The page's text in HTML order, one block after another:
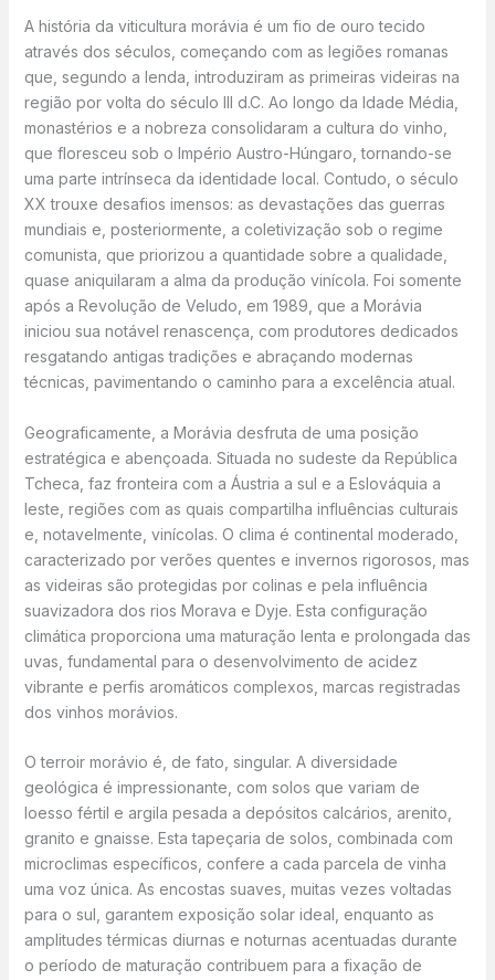
A história da viticultura morávia é um fio de ouro tecido
através dos séculos, começando com as legiões romanas
que, segundo a lenda, introduziram as primeiras videiras na
região por volta do século III d.C. Ao longo da Idade Média,
monastérios e a nobreza consolidaram a cultura do vinho,
que floresceu sob o Império Austro-Húngaro, tornando-se
uma parte intrínseca da identidade local. Contudo, o século
XX trouxe desafios imensos: as devastações das guerras
mundiais e, posteriormente, a coletivização sob o regime
comunista, que priorizou a quantidade sobre a qualidade,
quase aniquilaram a alma da produção vinícola. Foi somente
após a Revolução de Veludo, em 1989, que a Morávia
iniciou sua notável renascença, com produtores dedicados
resgatando antigas tradições e abraçando modernas
técnicas, pavimentando o caminho para a excelência atual.
Geograficamente, a Morávia desfruta de uma posição
estratégica e abençoada. Situada no sudeste da República
Tcheca, faz fronteira com a Áustria a sul e a Eslováquia a
leste, regiões com as quais compartilha influências culturais
e, notavelmente, vinícolas. O clima é continental moderado,
caracterizado por verões quentes e invernos rigorosos, mas
as videiras são protegidas por colinas e pela influência
suavizadora dos rios Morava e Dyje. Esta configuração
climática proporciona uma maturação lenta e prolongada das
uvas, fundamental para o desenvolvimento de acidez
vibrante e perfis aromáticos complexos, marcas registradas
dos vinhos morávios.
O terroir morávio é, de fato, singular. A diversidade
geológica é impressionante, com solos que variam de
loesso fértil e argila pesada a depósitos calcários, arenito,
granito e gnaisse. Esta tapeçaria de solos, combinada com
microclimas específicos, confere a cada parcela de vinha
uma voz única. As encostas suaves, muitas vezes voltadas
para o sul, garantem exposição solar ideal, enquanto as
amplitudes térmicas diurnas e noturnas acentuadas durante
o período de maturação contribuem para a fixação de